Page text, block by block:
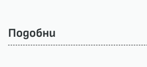
Подобни